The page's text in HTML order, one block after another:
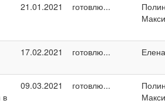
21.01.2021 готовлю...
17.02.2021 готовлю...
в
09.03.2021 готовлю...